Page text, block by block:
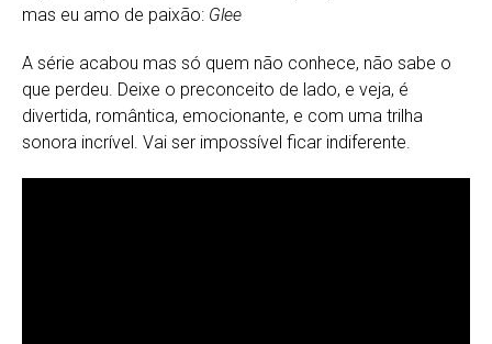
mas eu amo de paixão: Glee
A série acabou mas só quem não conhece, não sabe o
que perdeu. Deixe o preconceito de lado, e veja, é
divertida, romântica, emocionante, e com uma trilha
sonora incrível. Vai ser impossível ficar indiferente.